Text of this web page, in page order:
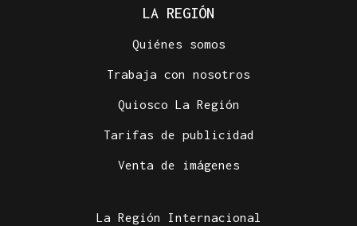
LA REGIÓN
Quiénes somos
Trabaja con nosotros
Quiosco La Región
Tarifas de publicidad
Venta de imágenes
La Región Internacional